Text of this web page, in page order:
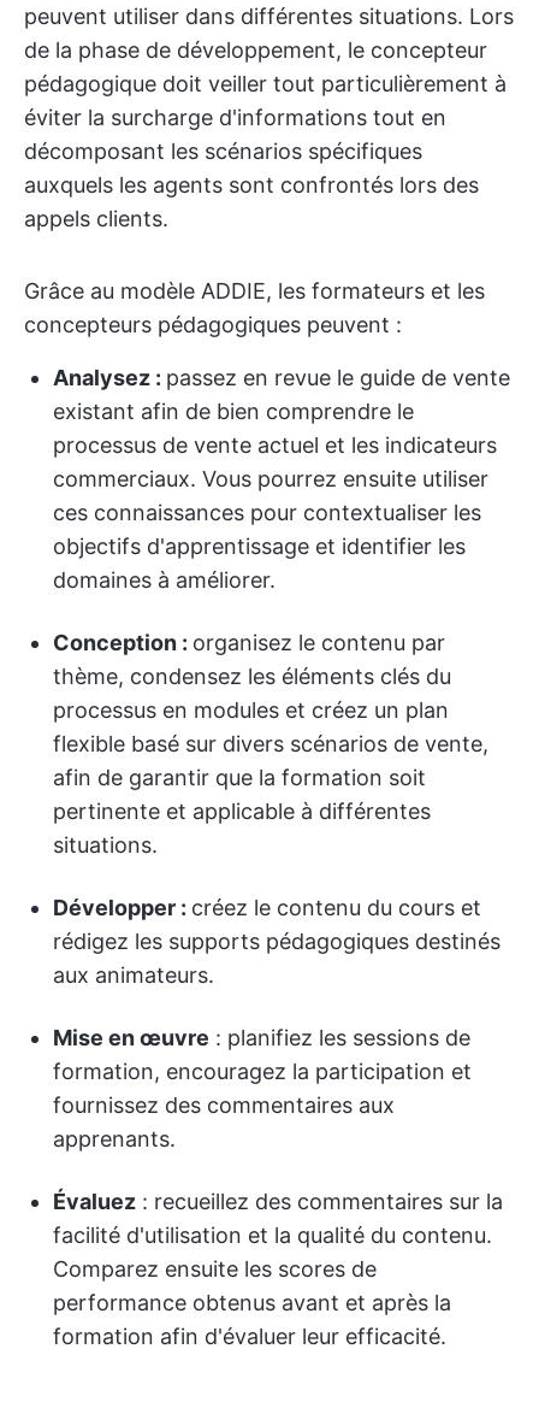
peuvent utiliser dans différentes situations. Lors
de la phase de développement, le concepteur
pédagogique doit veiller tout particulièrement à
éviter la surcharge d'informations tout en
décomposant les scénarios spécifiques
auxquels les agents sont confrontés lors des
appels clients.
Grâce au modèle ADDIE, les formateurs et les
concepteurs pédagogiques peuvent :
Analysez : passez en revue le guide de vente
existant afin de bien comprendre le
processus de vente actuel et les indicateurs
commerciaux. Vous pourrez ensuite utiliser
ces connaissances pour contextualiser les
objectifs d'apprentissage et identifier les
domaines à améliorer.
Conception : organisez le contenu par
thème, condensez les éléments clés du
processus en modules et créez un plan
flexible basé sur divers scénarios de vente,
afin de garantir que la formation soit
pertinente et applicable à différentes
situations.
Développer : créez le contenu du cours et
rédigez les supports pédagogiques destinés
aux animateurs.
Mise en œuvre : planifiez les sessions de
formation, encouragez la participation et
fournissez des commentaires aux
apprenants.
Évaluez : recueillez des commentaires sur la
facilité d'utilisation et la qualité du contenu.
Comparez ensuite les scores de
performance obtenus avant et après la
formation afin d'évaluer leur efficacité.